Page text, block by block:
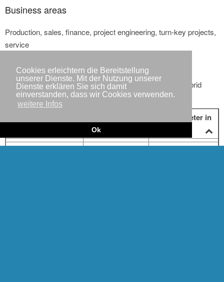
Cookies erleichtern die Bereitstellung
unserer Dienste. Mit der Nutzung unserer
Dienste erklären Sie sich damit
einverstanden, dass wir Cookies verwenden.
weitere Infos
Ok
Business areas
Production, sales, finance, project engineering, turn-key projects,
service
Our product range with tubular steel towers as well as hybrid
towers:
Wind Turbine Type
kW
Rotor diameter in